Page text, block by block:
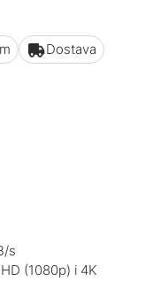
Dostava
s
(1080p) i 4K